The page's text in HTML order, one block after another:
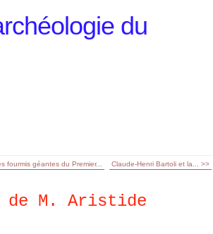
du
fourmis géantes du Premier... Claude-Henri Bartoli et la... >>
de M. Aristide